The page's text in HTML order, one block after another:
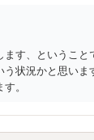
ます、というこ
う状況かと思い
。